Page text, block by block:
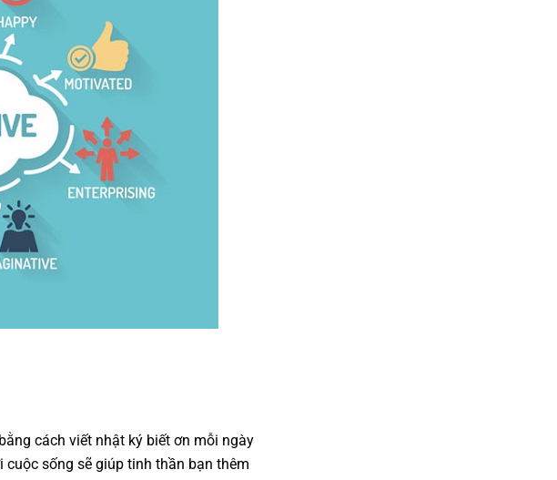
cách viết nhật ký biết ơn mỗi ngày
sống sẽ giúp tinh thần bạn thêm